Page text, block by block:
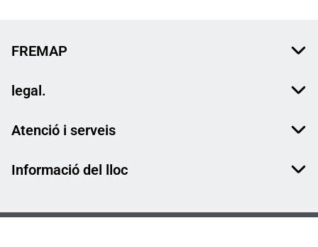
FREMAP
legal.
Atenció i serveis
Informació del lloc